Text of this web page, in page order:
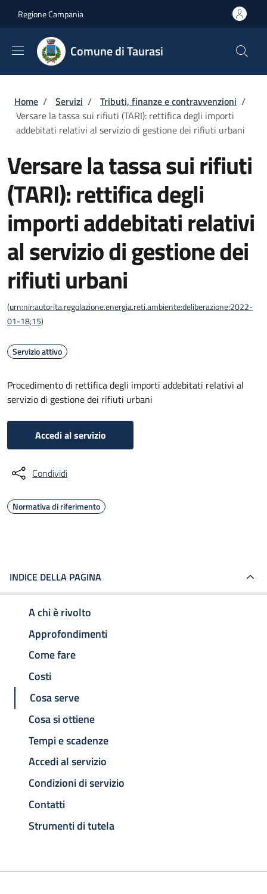
Regione Campania
Comune di Taurasi
Briciole di pane
Home / Servizi / Tributi, finanze e contravvenzioni /
Versare la tassa sui rifiuti (TARI): rettifica degli importi
addebitati relativi al servizio di gestione dei rifiuti urbani
Versare la tassa sui rifiuti
(TARI): rettifica degli
importi addebitati relativi
al servizio di gestione dei
rifiuti urbani
(urn:nir:autorita.regolazione.energia.reti.ambiente:deliberazione:2022-
01-18;15)
Servizio attivo
Procedimento di rettifica degli importi addebitati relativi al
servizio di gestione dei rifiuti urbani
Accedi al servizio
Condividi
Normativa di riferimento
INDICE DELLA PAGINA
A chi è rivolto
Approfondimenti
Come fare
Costi
Cosa serve
Cosa si ottiene
Tempi e scadenze
Accedi al servizio
Condizioni di servizio
Contatti
Strumenti di tutela